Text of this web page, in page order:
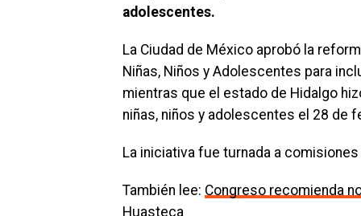
adolescentes.
La Ciudad de México aprobó la
Niñas, Niños y Adolescentes para
mientras que el estado de Hidalgo
niñas, niños y adolescentes el 28 de
La iniciativa fue turnada a
También lee: Congreso recomienda
Huasteca